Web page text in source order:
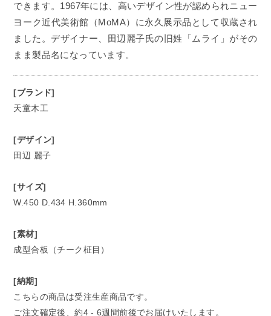
できます。1967年には、高いデザイン性が認められニュー
ヨーク近代美術館（MoMA）に永久展示品として収蔵され
ました。デザイナー、田辺麗子氏の旧姓「ムライ」がその
まま製品名になっています。
[ブランド]
天童木工
[デザイン]
田辺 麗子
[サイズ]
W.450 D.434 H.360mm
[素材]
成型合板（チーク柾目）
[納期]
こちらの商品は受注生産商品です。
ご注文確定後、約4 - 6週間前後でお届けいたします。